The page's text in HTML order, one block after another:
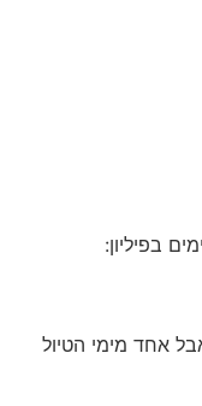
בפיליון:
אחד מימי הטיול